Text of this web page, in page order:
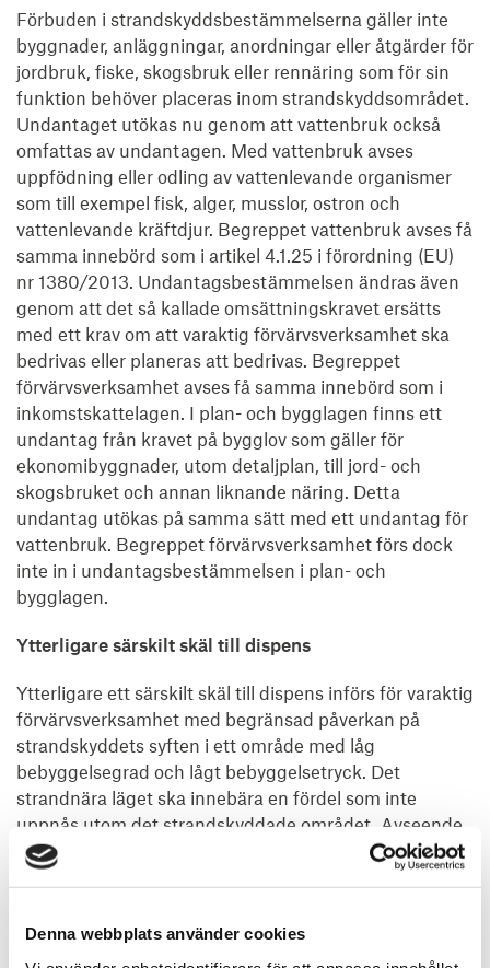
Denna webbplats använder cookies
Förbuden i strandskyddsbestämmelserna gäller inte
byggnader, anläggningar, anordningar eller åtgärder för
jordbruk, fiske, skogsbruk eller rennäring som för sin
funktion behöver placeras inom strandskyddsområdet.
Undantaget utökas nu genom att vattenbruk också
omfattas av undantagen. Med vattenbruk avses
uppfödning eller odling av vattenlevande organismer
som till exempel fisk, alger, musslor, ostron och
vattenlevande kräftdjur. Begreppet vattenbruk avses få
samma innebörd som i artikel 4.1.25 i förordning (EU)
nr 1380/2013. Undantagsbestämmelsen ändras även
genom att det så kallade omsättningskravet ersätts
med ett krav om att varaktig förvärvsverksamhet ska
bedrivas eller planeras att bedrivas. Begreppet
förvärvsverksamhet avses få samma innebörd som i
inkomstskattelagen. I plan- och bygglagen finns ett
undantag från kravet på bygglov som gäller för
ekonomibyggnader, utom detaljplan, till jord- och
skogsbruket och annan liknande näring. Detta
undantag utökas på samma sätt med ett undantag för
vattenbruk. Begreppet förvärvsverksamhet förs dock
inte in i undantagsbestämmelsen i plan- och
bygglagen.
Ytterligare särskilt skäl till dispens
Ytterligare ett särskilt skäl till dispens införs för varaktig
förvärvsverksamhet med begränsad påverkan på
strandskyddets syften i ett område med låg
bebyggelsegrad och lågt bebyggelsetryck. Det
strandnära läget ska innebära en fördel som inte
uppnås utom det strandskyddade området. Avseende
låg bebyggelsegrad anges som riktmärke att områden
som utgör tätorter enligt Statistiska centralbyrån inte
Förtydligande angående strandskyddsförordnanden